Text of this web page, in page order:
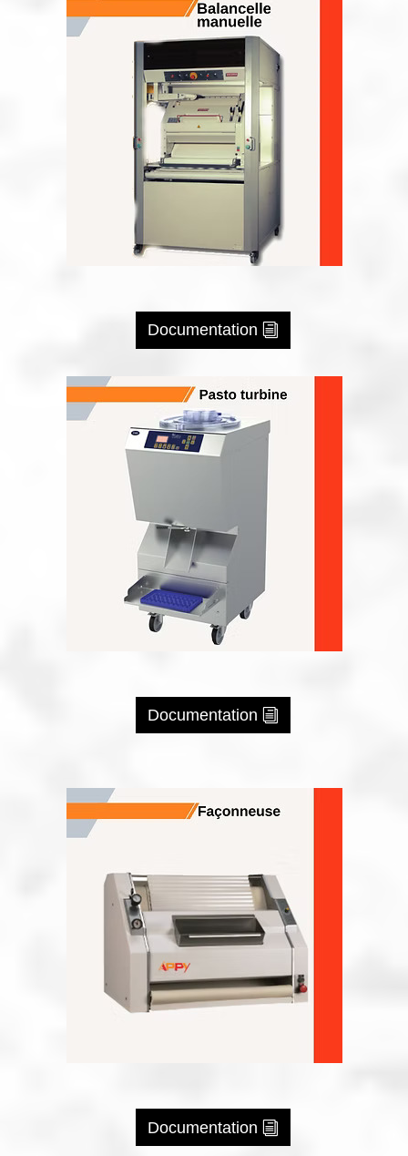
Documentation
Documentation
Documentation